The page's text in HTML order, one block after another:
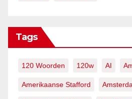
Tags
120 Woorden 120w AI
Amerikaanse Stafford